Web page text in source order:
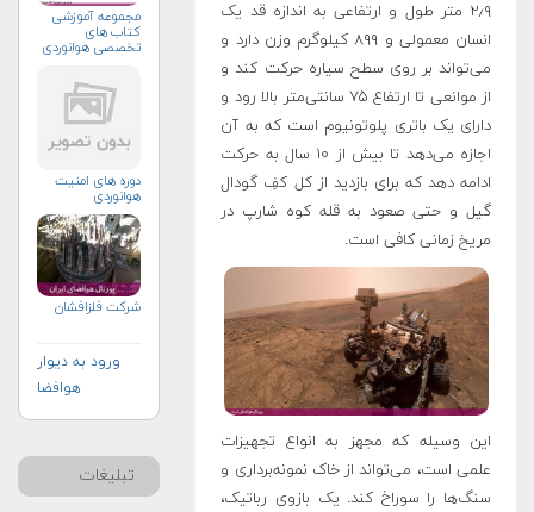
۲٫۹ متر طول و ارتفاعی به اندازه قد یک
انسان معمولی و ۸۹۹ کیلوگرم وزن دارد و
می‌تواند بر روی سطح سیاره حرکت کند و
از موانعی تا ارتفاع ۷۵ سانتی‌متر بالا رود و
دارای یک باتری پلوتونیوم است که به آن
اجازه می‌دهد تا بیش از ۱۰ سال به حرکت
ادامه دهد که برای بازدید از کل کفِ گودال
گیل و حتی صعود به قله کوه شارپ در
مریخ زمانی کافی است.
این وسیله که مجهز به انواع تجهیزات
علمی است، می‌تواند از خاک نمونه‌برداری و
سنگ‌ها را سوراخ کند. یک بازوی رباتیک،
مجموعه آموزشی
کتاب های
تخصصی هوانوردی
دوره های امنیت
هوانوردی
شرکت فلزافشان
ورود به دیوار
هوافضا
تبلیغات